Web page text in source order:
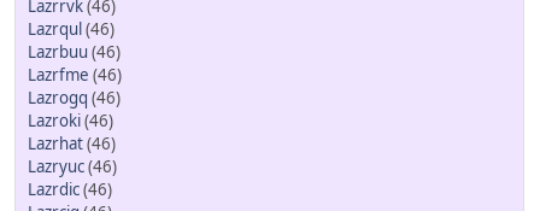
Lazrrvk(46)
Lazrqul(46)
Lazrbuu (46)
Lazrfme (46)
Lazrogq (46)
Lazroki(46)
Lazrhat(46)
Lazryuc(46)
Lazrdic(46)